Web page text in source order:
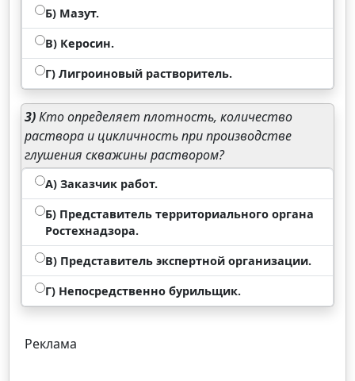
Б) Мазут.
В) Керосин.
Г) Лигроиновый растворитель.
3)Кто определяет плотность, количество
раствора и цикличность при производстве
глушения скважины раствором?
А) Заказчик работ.
Б) Представитель территориального органа
Ростехнадзора.
В) Представитель экспертной организации.
Г) Непосредственно бурильщик.
Реклама